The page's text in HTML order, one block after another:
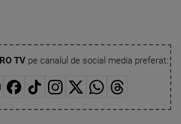
TVpe canalul de social media preferat: